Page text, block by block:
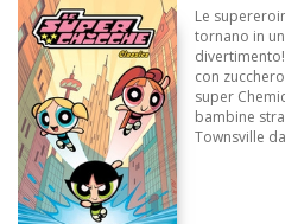
Le
tornano in
con
super
bambine
Townsville